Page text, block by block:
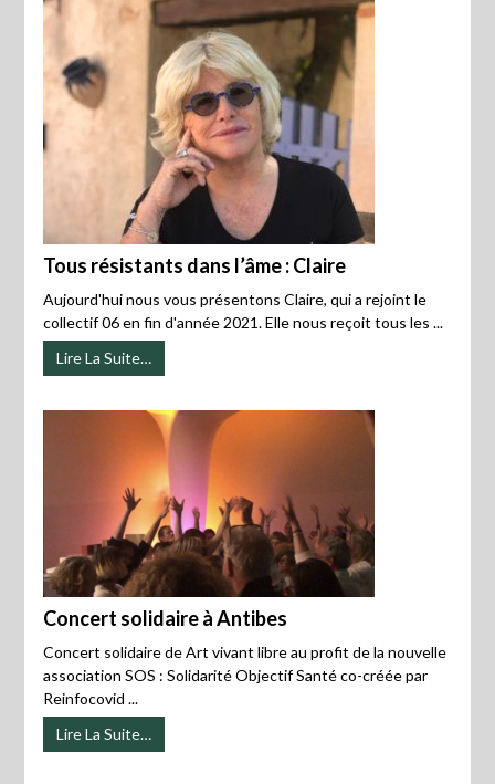
Tous résistants dans l’âme : Claire
Aujourd'hui nous vous présentons Claire, qui a rejoint le
collectif 06 en fin d'année 2021. Elle nous reçoit tous les ...
Lire La Suite…
Concert solidaire à Antibes
Concert solidaire de Art vivant libre au profit de la nouvelle
association SOS : Solidarité Objectif Santé co-créée par
Reinfocovid ...
Lire La Suite…